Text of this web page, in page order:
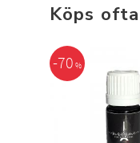
Köps
70 %